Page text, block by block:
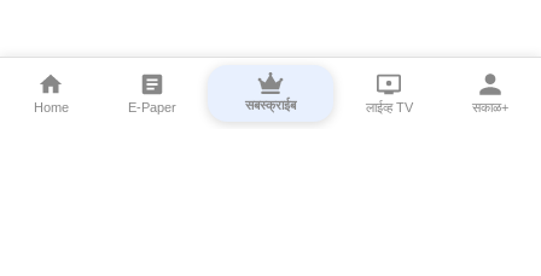
Home E-Paper सबस्क्राईब लाईव्ह TV सकाळ+